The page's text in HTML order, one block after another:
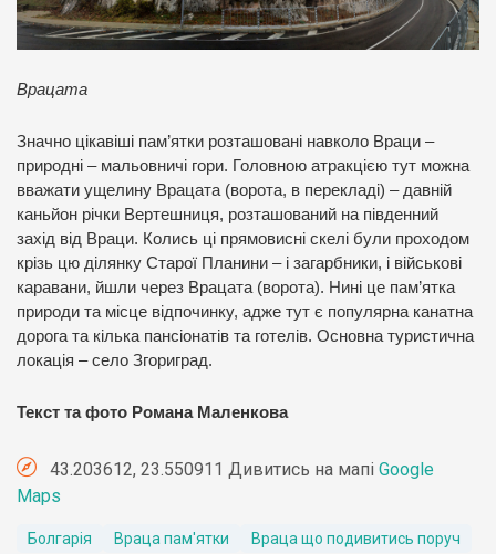
Врацата
Значно цікавіші пам’ятки розташовані навколо Враци –
природні – мальовничі гори. Головною атракцією тут можна
вважати ущелину Врацата (ворота, в перекладі) – давній
каньйон річки Вертешниця, розташований на південний
захід від Враци. Колись ці прямовисні скелі були проходом
крізь цю ділянку Старої Планини – і загарбники, і військові
каравани, йшли через Врацата (ворота). Нині це пам’ятка
природи та місце відпочинку, адже тут є популярна канатна
дорога та кілька пансіонатів та готелів. Основна туристична
локація – село Згориград.
Текст та фото Романа Маленкова
43.203612, 23.550911 Дивитись на мапі Google
Maps
Болгарія Враца пам'ятки Враца що подивитись поруч